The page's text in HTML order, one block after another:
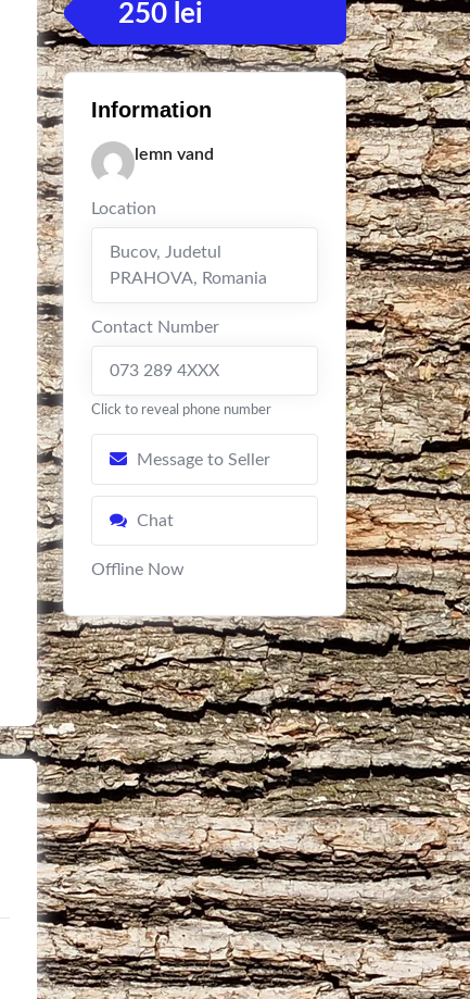
250 lei
Information
lemn vand
Location
Bucov, Judetul
PRAHOVA, Romania
Contact Number
073 289 4XXX
Click to reveal phone number
Message to Seller
Chat
Offline Now